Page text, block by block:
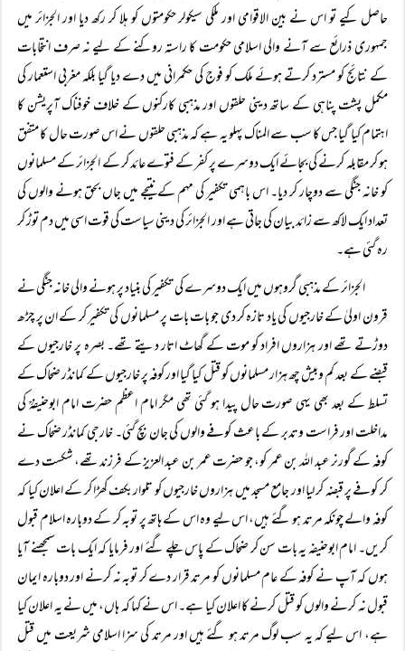
حاصل کیے تو اس نے بین الاقوامی اور ملکی سیکولر حکومتوں کو ہلا کر رکھ دیا اور الجزائر میں
جمہوری ذرائع سے آنے والی اسلامی حکومت کا راستہ روکنے کے لیے نہ صرف انتخابات
کے نتائج کو مسترد کرتے ہوئے ملک کو فوج کی حکمرانی میں دے دیا گیا بلکہ مغربی استعمار کی
مکمل پشت پناہی کے ساتھ دینی حلقوں اور مذہبی کارکنوں کے خلاف خوفناک آپریشن کا
اہتمام کیا گیا جس کا سب سے المناک پہلو یہ ہے کہ مذہبی حلقوں نے اس صورت حال کا متفق
ہو کر مقابلہ کرنے کی بجائے ایک دوسرے پر کفر کے فتوے عائد کر کے الجزائر کے مسلمانوں
کو خانہ جنگی سے دوچار کر دیا۔ اس باہمی تکفیر کی مہم کے نتیجے میں جاں بحق ہونے والوں کی
تعداد ایک لاکھ سے زائد بیان کی جاتی ہے اور الجزائر کی دینی سیاست کی قوت اسی میں دم توڑ کر
رہ گئی ہے۔
الجزائر کے مذہبی گروہوں میں ایک دوسرے کی تکفیر کی بنیاد پر ہونے والی خانہ جنگی نے
قرون اولیٰ کے خارجیوں کی یاد تازہ کر دی جو بات بات پر مسلمانوں کی تکفیر کر کے ان پر چڑھ
دوڑتے تھے اور ہزاروں افراد کو موت کے گھاٹ اتار دیتے تھے۔ بصرہ پر خارجیوں کے
قبضے کے بعد کم وبیش چھ ہزار مسلمانوں کو قتل کیا گیا اور کوفہ پر خارجیوں کے کمانڈر ضحاک کے
تسلط کے بعد بھی یہی صورت حال پیدا ہو گئی تھی مگر امام اعظم حضرت امام ابوحنیفہؒ کی
مداخلت اور فراست وتدبر کے باعث کوفے والوں کی جان بچ گئی۔ خارجی کمانڈر ضحاک نے
کوفہ کے گورنر عبد اللہ بن عمر کو، جو حضرت عمر بن عبد العزیز کے فرزند تھے، شکست دے
کر کوفے پر قبضہ کر لیا اور جامع مسجد میں ہزاروں خارجیوں کو تلواربکف کھڑا کر کے اعلان کیا کہ
کوفہ والے چونکہ مرتد ہو گئے ہیں، اس لیے وہ اس کے ہاتھ پر توبہ کر کے دوبارہ اسلام قبول
کریں۔ امام ابوحنیفہ یہ بات سن کر ضحاک کے پاس چلے گئے اور فرمایا کہ ایک بات سمجھنے آیا
ہوں کہ آپ نے کوفہ کے عام مسلمانوں کو مرتد قرار دے کر توبہ نہ کرنے اور دوبارہ ایمان
قبول نہ کرنے والوں کو قتل کرنے کا اعلان کیا ہے۔ اس نے کہا کہ ہاں، میں نے یہ اعلان کیا
ہے، اس لیے کہ یہ سب لوگ مرتد ہو گئے ہیں اور مرتد کی سزا اسلامی شریعت میں قتل